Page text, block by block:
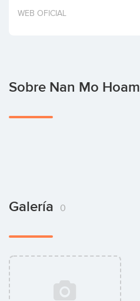
Invertir
WEB OFICIAL
Sobre Nan Mo Hoam
Galería 0